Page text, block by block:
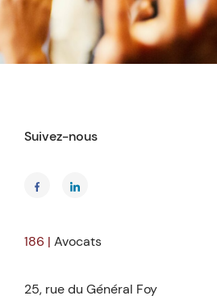
Suivez-nous
186 | Avocats
25, rue du Général Foy